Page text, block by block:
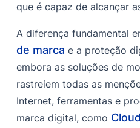
que é capaz de alcançar
A diferença fundamental
de marca e a proteção
embora as soluções de
rastreiem todas as
Internet, ferramentas e
marca digital, como